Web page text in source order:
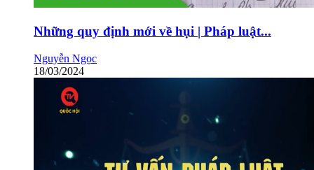
Những quy định mới về hụi | Pháp luật...
Nguyễn Ngọc
18/03/2024